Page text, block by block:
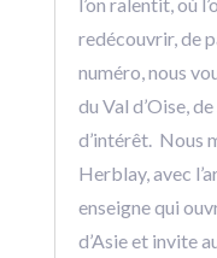
redécouvrir, de
numéro, nous
du Val d’Oise,
d’intérêt. Nous
Herblay, avec
enseigne qui
d’Asie et invite